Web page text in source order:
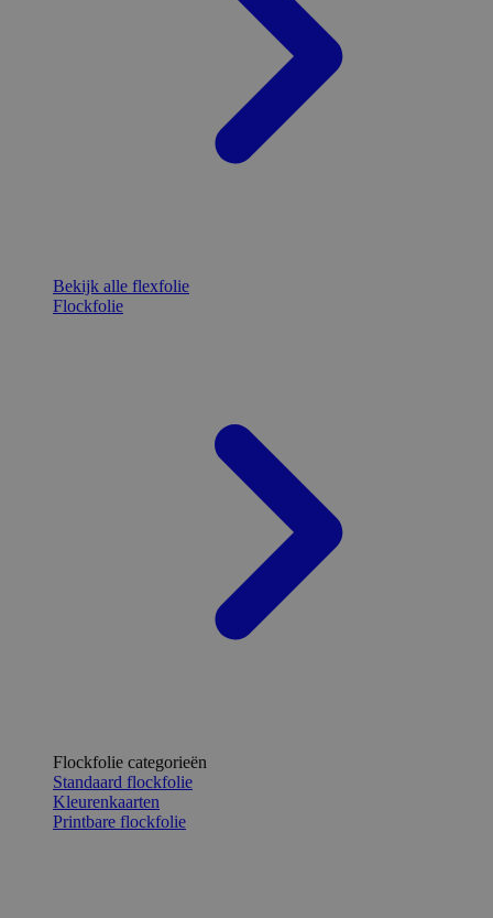
Bekijk alle flexfolie
Flockfolie
Flockfolie categorieën
Standaard flockfolie
Kleurenkaarten
Printbare flockfolie